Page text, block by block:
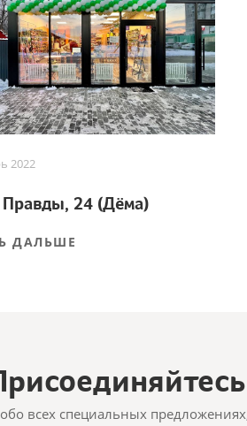
2022
Правды, 24 (Дёма)
ДАЛЬШЕ
всех специальных